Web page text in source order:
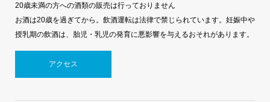
20歳未満の方への酒類の販売は行っておりません
お酒は20歳を過ぎてから。飲酒運転は法律で禁じられています。妊娠中や
授乳期の飲酒は、胎児・乳児の発育に悪影響を与えるおそれがあります。
アクセス